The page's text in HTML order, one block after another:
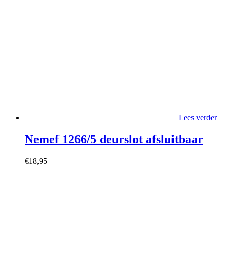
Lees verder
Nemef 1266/5 deurslot afsluitbaar
€18,95